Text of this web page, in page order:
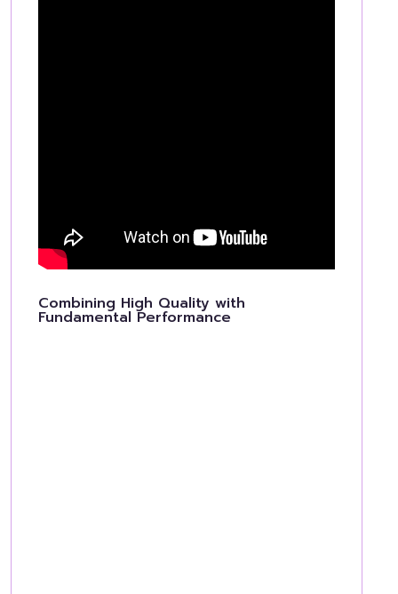
Combining High Quality with
Fundamental Performance